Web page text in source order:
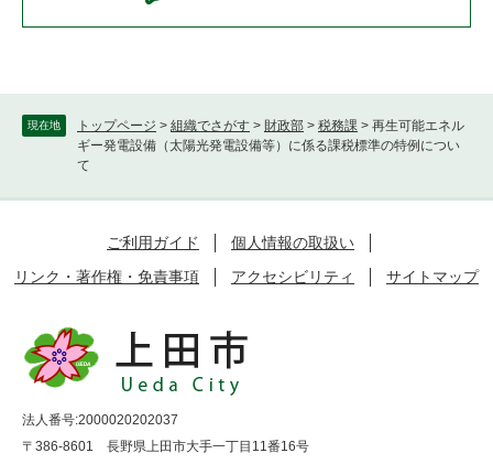
現在地 トップページ > 組織でさがす > 財政部 > 税務課 > 再生可能エネル
ギー発電設備（太陽光発電設備等）に係る課税標準の特例につい
て
ご利用ガイド
個人情報の取扱い
リンク・著作権・免責事項
アクセシビリティ サイトマップ
法人番号:2000020202037
〒386-8601 長野県上田市大手一丁目11番16号